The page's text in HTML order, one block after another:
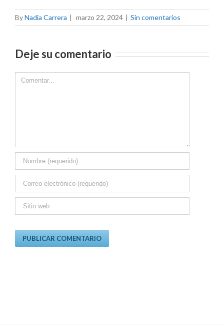
ByNadia Carrera | marzo 22, 2024 | Sin comentarios
Deje su comentario
Comment